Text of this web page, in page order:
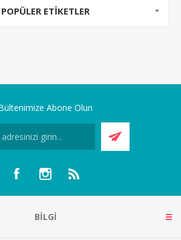
POPÜLER ETIKETLER
Abone Olun
BILGI